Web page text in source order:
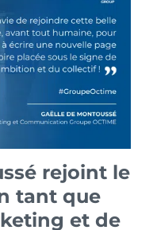
rejoint le
tant que
et de